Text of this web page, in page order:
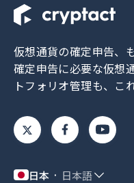
仮想通貨の確定申告、
確定申告に必要な仮想
トフォリオ管理も、こ
日本 日本語